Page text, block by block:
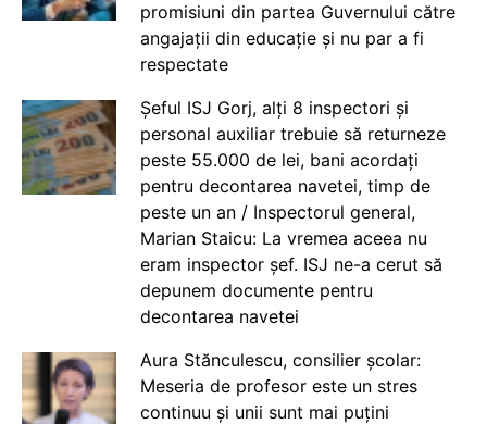
promisiuni din partea Guvernului către
angajații din educație și nu par a fi
respectate
Șeful ISJ Gorj, alți 8 inspectori și
personal auxiliar trebuie să returneze
peste 55.000 de lei, bani acordați
pentru decontarea navetei, timp de
peste un an / Inspectorul general,
Marian Staicu: La vremea aceea nu
eram inspector șef. ISJ ne-a cerut să
depunem documente pentru
decontarea navetei
Aura Stănculescu, consilier școlar:
Meseria de profesor este un stres
continuu și unii sunt mai puțini